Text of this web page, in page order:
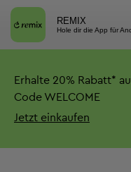
REMIX
Hole dir die App für
Erhalte 20% Rabatt*
Code WELCOME
Jetzt einkaufen